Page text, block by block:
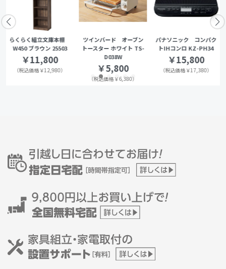
らくらく組立文庫本棚
W450 ブラウン 25503
￥11,800
（税込価格￥12,980）
ツインバード オーブン
トースター ホワイト TS-
D038W
￥5,800
（税込価格￥6,380）
パナソニック コンパク
トIHコンロ KZ-PH34
￥15,800
（税込価格￥17,380）